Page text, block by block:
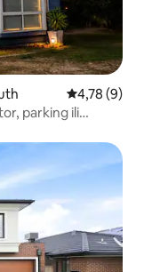
Prosječna
4,78 (9)
parking ili